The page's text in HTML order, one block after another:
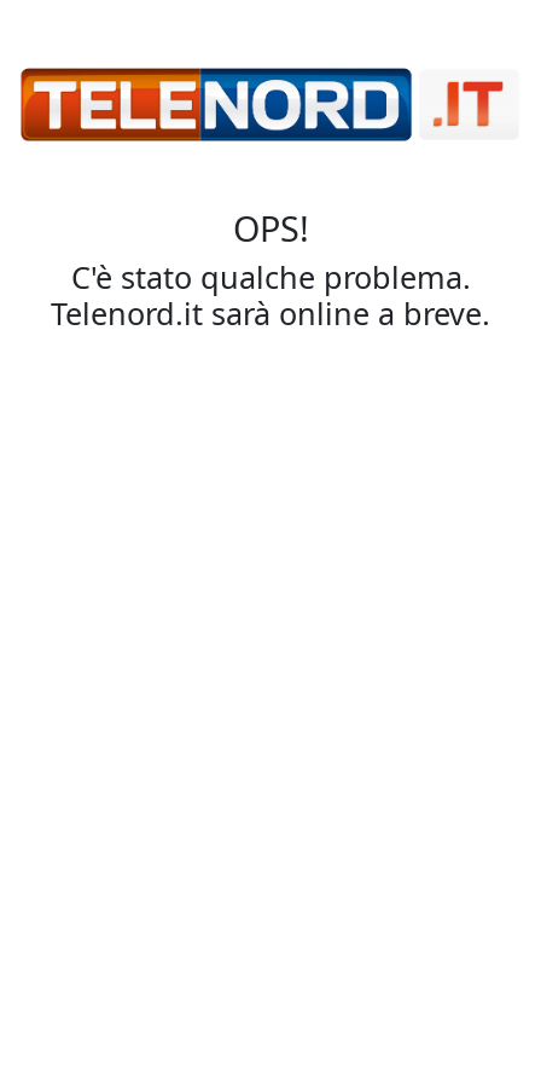
OPS!
C'è stato qualche problema.
Telenord.it sarà online a breve.